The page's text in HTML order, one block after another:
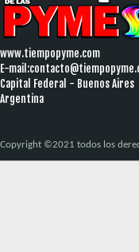
www.tiempopyme.com
E-mail:
Capital Federal - Buenos Aires
Argentina
Copyright ©2021 todos los